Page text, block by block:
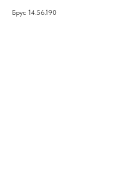
Брус 14.56.190